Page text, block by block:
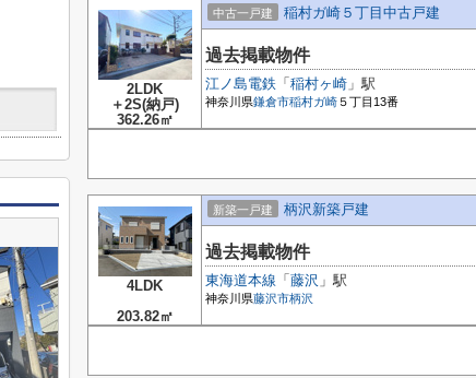
2LDK
＋2S(納戸)
362.26㎡
中古一戸建 稲村ガ崎５丁目中古戸建
過去掲載物件
江ノ島電鉄 「 稲村ヶ崎 」駅
神奈川県鎌倉市稲村ガ崎 ５丁目13番
4LDK
203.82㎡
新築一戸建 柄沢新築戸建
過去掲載物件
東海道本線 「 藤沢 」駅
神奈川県藤沢市柄沢